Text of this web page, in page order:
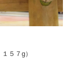
５７g）